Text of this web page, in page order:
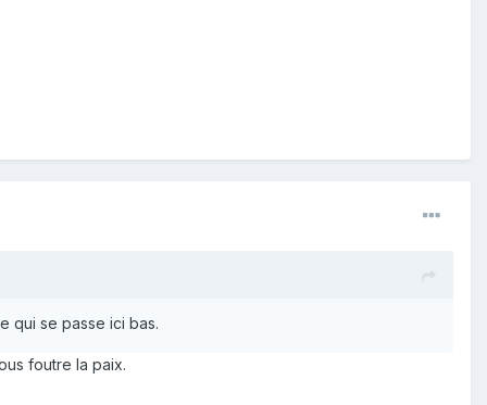
qui se passe ici bas.
foutre la paix.